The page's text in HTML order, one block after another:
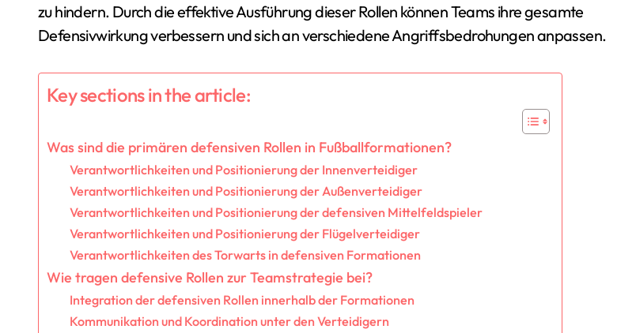
zu hindern. Durch die effektive Ausführung dieser Rollen können Teams ihre gesamte
Defensivwirkung verbessern und sich an verschiedene Angriffsbedrohungen anpassen.
Key sections in the article:
Was sind die primären defensiven Rollen in Fußballformationen?
Verantwortlichkeiten und Positionierung der Innenverteidiger
Verantwortlichkeiten und Positionierung der Außenverteidiger
Verantwortlichkeiten und Positionierung der defensiven Mittelfeldspieler
Verantwortlichkeiten und Positionierung der Flügelverteidiger
Verantwortlichkeiten des Torwarts in defensiven Formationen
Wie tragen defensive Rollen zur Teamstrategie bei?
Integration der defensiven Rollen innerhalb der Formationen
Kommunikation und Koordination unter den Verteidigern